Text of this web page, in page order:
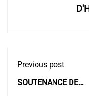
Previous post
SOUTENANCE DE